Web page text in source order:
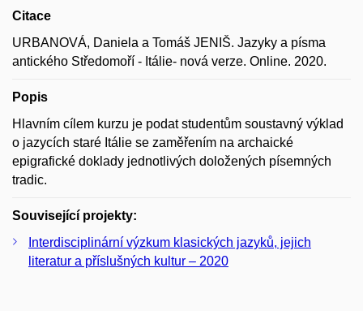
Citace
URBANOVÁ, Daniela a Tomáš JENIŠ. Jazyky a písma
antického Středomoří - Itálie- nová verze. Online. 2020.
Popis
Hlavním cílem kurzu je podat studentům soustavný výklad
o jazycích staré Itálie se zaměřením na archaické
epigrafické doklady jednotlivých doložených písemných
tradic.
Související projekty:
Interdisciplinární výzkum klasických jazyků, jejich
literatur a příslušných kultur – 2020